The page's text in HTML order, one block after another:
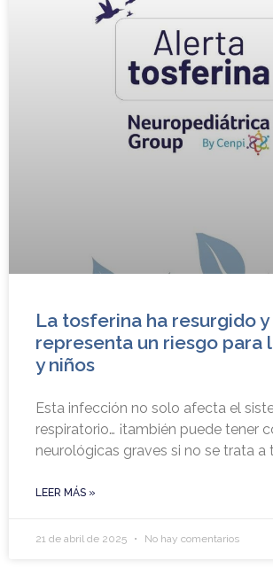
La tosferina ha resurgido y
representa un riesgo para
y niños
Esta infección no solo afecta el
respiratorio… ¡también puede tener
neurológicas graves si no se trata a
LEER MÁS »
21 de abril de 2025 No hay comentarios